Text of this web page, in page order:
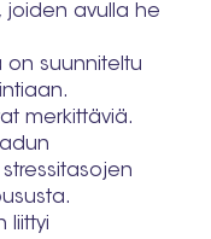
joiden avulla he
suunniteltu
merkittäviä.
liittyi